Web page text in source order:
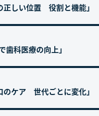
正しい位置 役割と機能」
歯科医療の向上」
のケア 世代ごとに変化」